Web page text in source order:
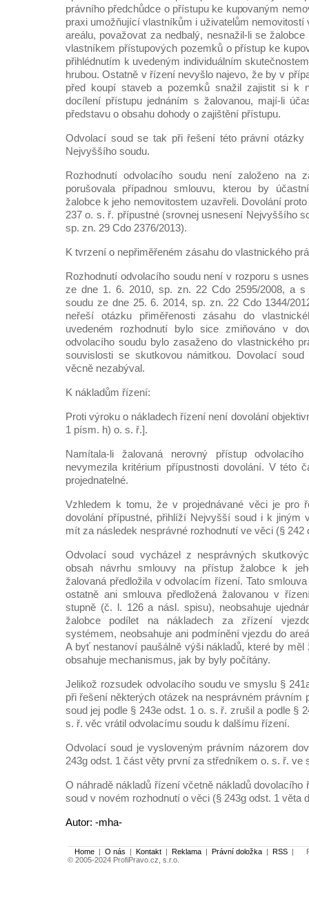
právního předchůdce o přístupu ke kupovaným
praxi umožňující vlastníkům i uživatelům nemovitostí
areálu, považovat za nedbalý, nesnažil-li se
vlastníkem přístupových pozemků o přístup ke
přihlédnutím k uvedeným individuálním
hrubou. Ostatně v řízení nevyšlo najevo, že by v
před koupí staveb a pozemků snažil zajistit si k
docílení přístupu jednáním s žalovanou, mají-li
představu o obsahu dohody o zajištění přístupu.
Odvolací soud se tak při řešení této právní otázky
Nejvyššího soudu.
Rozhodnutí odvolacího soudu není založeno na
porušovala případnou smlouvu, kterou by
žalobce k jeho nemovitostem uzavřeli. Dovolání
237 o. s. ř. přípustné (srovnej usnesení Nejvyššího
sp. zn. 29 Cdo 2376/2013).
K tvrzení o nepřiměřeném zásahu do vlastnického
Rozhodnutí odvolacího soudu není v rozporu s
ze dne 1. 6. 2010, sp. zn. 22 Cdo 2595/2008, a s
soudu ze dne 25. 6. 2014, sp. zn. 22 Cdo 1344/
neřeší otázku přiměřenosti zásahu do
uvedeném rozhodnutí bylo sice zmiňováno v
odvolacího soudu bylo zasaženo do vlastnického
souvislosti se skutkovou námitkou. Dovolací
věcně nezabýval.
K nákladům řízení:
Proti výroku o nákladech řízení není dovolání
1 písm. h) o. s. ř.].
Namítala-li žalovaná nerovný přístup
nevymezila kritérium přípustnosti dovolání. V této
projednatelné.
Vzhledem k tomu, že v projednávané věci je pro
dovolání přípustné, přihlíží Nejvyšší soud i k jiným
mít za následek nesprávné rozhodnutí ve věci (§ 242
Odvolací soud vycházel z nesprávných
obsah návrhu smlouvy na přístup žalobce k
žalovaná předložila v odvolacím řízení. Tato
ostatně ani smlouva předložená žalovanou v
stupně (č. l. 126 a násl. spisu), neobsahuje
žalobce podílet na nákladech za zřízení
systémem, neobsahuje ani podmínění vjezdu do
A byť nestanoví paušálně výši nákladů, které by měl
obsahuje mechanismus, jak by byly počítány.
Jelikož rozsudek odvolacího soudu ve smyslu §
při řešení některých otázek na nesprávném právním
soud jej podle § 243e odst. 1 o. s. ř. zrušil a podle §
s. ř. věc vrátil odvolacímu soudu k dalšímu řízení.
Odvolací soud je vysloveným právním názorem
243g odst. 1 část věty první za středníkem o. s. ř. ve
O náhradě nákladů řízení včetně nákladů dovolacího
soud v novém rozhodnutí o věci (§ 243g odst. 1 věta
Autor: -mha-
Home | O nás | Kontakt | Reklama | Právní doložka | RSS |
© 2005-2024 ProfiPravo.cz, s.r.o.